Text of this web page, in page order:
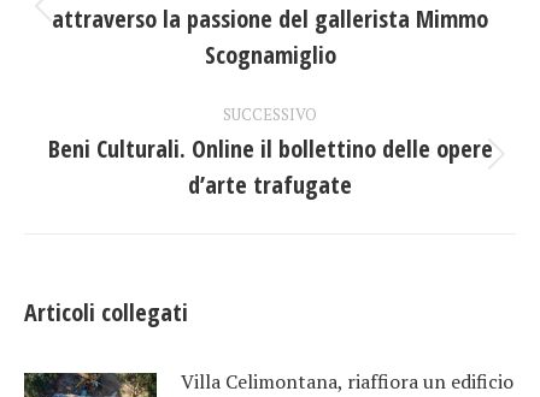
Post
precedente:
attraverso la passione del gallerista Mimmo
Scognamiglio
SUCCESSIVO
Prossimo
post:
Beni Culturali. Online il bollettino delle opere
d’arte trafugate
Articoli collegati
Villa Celimontana, riaffiora un edificio